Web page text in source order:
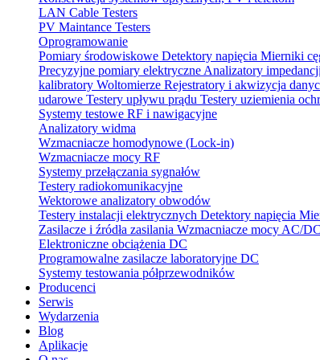
LAN Cable Testers
PV Maintance Testers
Oprogramowanie
Pomiary środowiskowe Detektory napięcia Mierniki
Precyzyjne pomiary elektryczne Analizatory impedancji
kalibratory Woltomierze Rejestratory i akwizycja
udarowe Testery upływu prądu Testery uziemienia
Systemy testowe RF i nawigacyjne
Analizatory widma
Wzmacniacze homodynowe (Lock‑in)
Wzmacniacze mocy RF
Systemy przełączania sygnałów
Testery radiokomunikacyjne
Wektorowe analizatory obwodów
Testery instalacji elektrycznych Detektory napięcia
Zasilacze i źródła zasilania Wzmacniacze mocy AC/DC
Elektroniczne obciążenia DC
Programowalne zasilacze laboratoryjne DC
Systemy testowania półprzewodników
Producenci
Serwis
Wydarzenia
Blog
Aplikacje